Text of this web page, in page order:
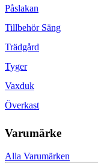
Påslakan
Tillbehör Säng
Trädgård
Tyger
Vaxduk
Överkast
Varumärke
Alla Varumärken